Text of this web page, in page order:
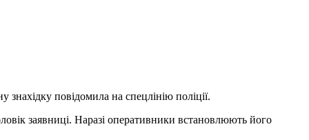
повідомила на спецлінію поліції.
заявниці. Наразі оперативники встановлюють його